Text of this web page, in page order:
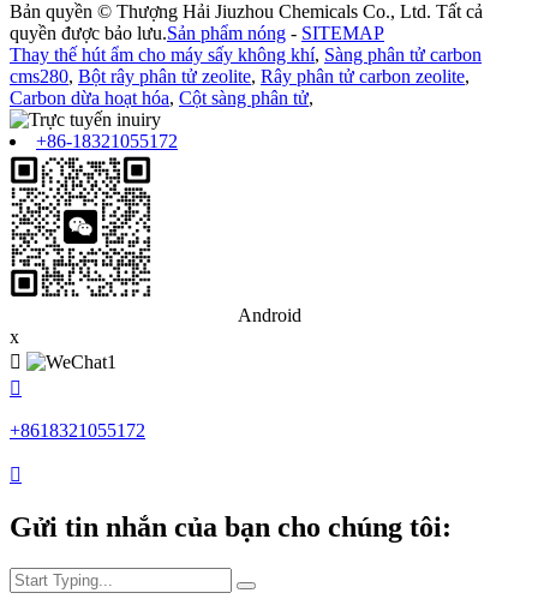
Bản quyền © Thượng Hải Jiuzhou Chemicals Co., Ltd. Tất cả
quyền được bảo lưu.Sản phẩm nóng - SITEMAP
Thay thế hút ẩm cho máy sấy không khí, Sàng phân tử carbon
cms280, Bột rây phân tử zeolite, Rây phân tử carbon zeolite,
Carbon dừa hoạt hóa, Cột sàng phân tử,
+86-18321055172
Android
x


+8618321055172

Gửi tin nhắn của bạn cho chúng tôi: